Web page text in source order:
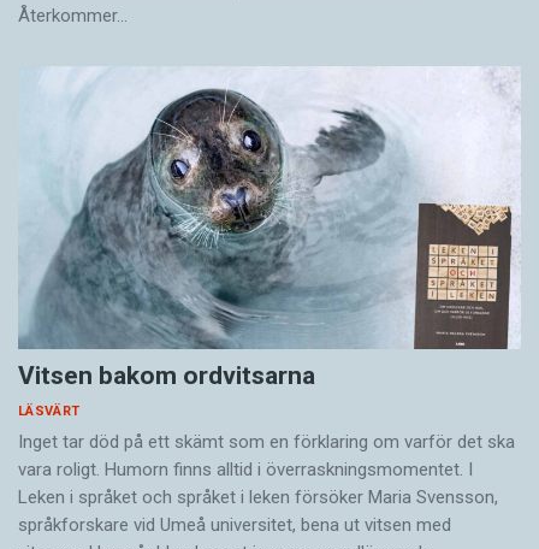
Återkommer…
Vitsen bakom ordvitsarna
LÄSVÄRT
Inget tar död på ett skämt som en förklaring om varför det ska
vara roligt. Humorn finns alltid i överrask­ningsmomentet. I
Leken i språket och språket i leken för­söker Maria Svensson,
språkforskare vid Umeå universitet, bena ut vitsen med